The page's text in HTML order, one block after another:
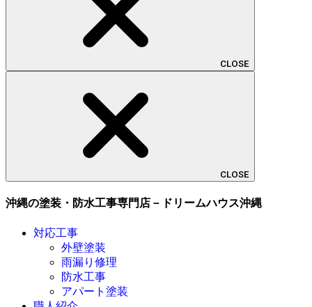
CLOSE
CLOSE
沖縄の塗装・防水工事専門店－ドリームハウス沖縄
対応工事
外壁塗装
雨漏り修理
防水工事
アパート塗装